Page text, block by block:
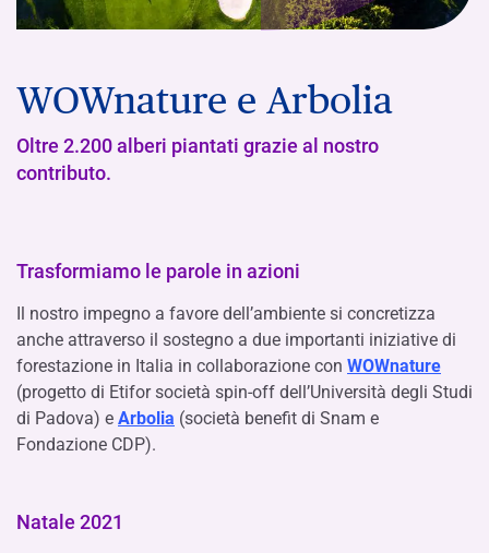
WOWnature e Arbolia
Oltre 2.200 alberi piantati grazie al nostro
contributo.
Trasformiamo le parole in azioni
Il nostro impegno a favore dell’ambiente si concretizza
anche attraverso il sostegno a due importanti iniziative di
forestazione in Italia in collaborazione con WOWnature
(progetto di Etifor società spin-off dell’Università degli Studi
di Padova) e Arbolia (società benefit di Snam e
Fondazione CDP).
Natale 2021